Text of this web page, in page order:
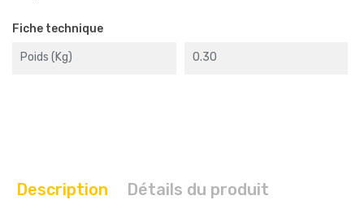
Fiche technique
Poids (kg) 0.30
Description Détails du produit